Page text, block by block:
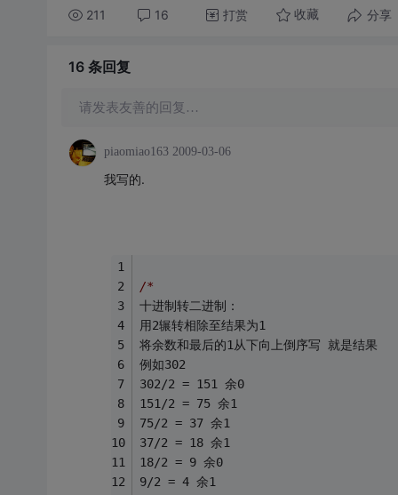
211 16 打赏 收藏 分享
16 条回复
请发表友善的回复…
piaomiao163 2009-03-06
我写的.
/*
十进制转二进制：
用2辗转相除至结果为1
将余数和最后的1从下向上倒序写 就是结果
例如302
302/2 = 151 余0
151/2 = 75 余1
75/2 = 37 余1
37/2 = 18 余1
18/2 = 9 余0
9/2 = 4 余1